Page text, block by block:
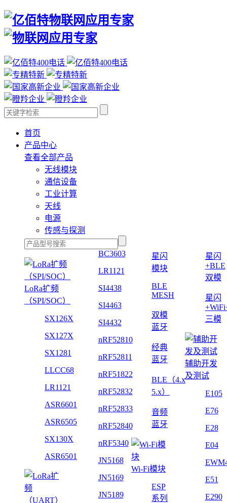
首页
产品中心
查看全部产品
无线模块
通信设备
工业计算
天线
电源
传感与探测
LoRa扩频
（SPI/SOC）
SX126X
SX127X
SX1281
LLCC68
LR1121
ASR6601
ASR6505
SX130X
ASR6501
BC3603
LR1121
SI4438
SI4463
SI4432
nRF52810
nRF52811
nRF51822
nRF52832
nRF52833
nRF52840
nRF5340
JN5168
JN5169
JN5189
星闪
模块
BLE
MESH
双模
蓝牙
经典
蓝牙
BLE（4.x
5.x）
音频
蓝牙
Wi-Fi模块
ESP
系列
星闪
+BLE
双模
星闪
三模
辅助开发
及测试
E105
E76
E28
E04
E51
E290